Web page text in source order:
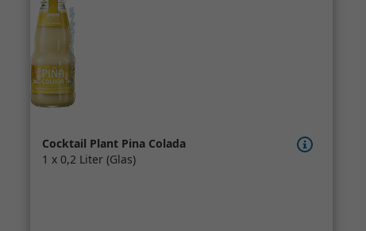
Cocktail Plant Pina Colada
1 x 0,2 Liter (Glas)